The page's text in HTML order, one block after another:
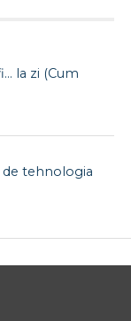
la zi (Cum
de tehnologia